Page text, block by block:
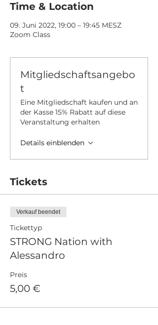
Time & Location
09. Juni 2022, 19:00 – 19:45 MESZ
Zoom Class
Mitgliedschaftsangebo
t
Eine Mitgliedschaft kaufen und an
der Kasse 15% Rabatt auf diese
Veranstaltung erhalten
Details einblenden
Tickets
Verkauf beendet
Tickettyp
STRONG Nation with
Alessandro
Preis
5,00 €